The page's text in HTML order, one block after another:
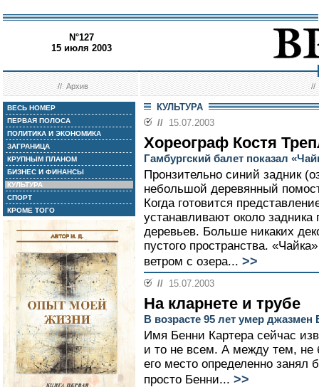
N°127
15 июля 2003
//Архив //
ВЕСЬ НОМЕР
ПЕРВАЯ ПОЛОСА
ПОЛИТИКА И ЭКОНОМИКА
ЗАГРАНИЦА
КРУПНЫМ ПЛАНОМ
БИЗНЕС И ФИНАНСЫ
КУЛЬТУРА
СПОРТ
КРОМЕ ТОГО
КУЛЬТУРА
// 15.07.2003
Хореограф Костя
Гамбургский балет показал
Пронзительно синий задник
небольшой деревянный
Когда готовится
устанавливают около задника
деревьев. Больше никаких
пустого пространства.
ветром с озера... >>
// 15.07.2003
На кларнете и трубе
В возрасте 95 лет умер джазмен
Имя Бенни Картера сейчас
и то не всем. А между тем, не
его место определенно занял
просто Бенни... >>